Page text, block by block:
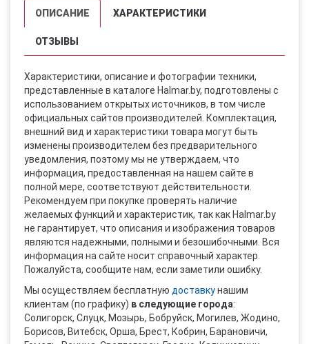
ОПИСАНИЕ ХАРАКТЕРИСТИКИ
ОТЗЫВЫ
Характеристики, описание и фотографии техники,
представленные в каталоге Halmar.by, подготовлены с
использованием открытых источников, в том числе
официальных сайтов производителей. Комплектация,
внешний вид и характеристики товара могут быть
изменены производителем без предварительного
уведомления, поэтому мы не утверждаем, что
информация, предоставленная на нашем сайте в
полной мере, соответствуют действительности.
Рекомендуем при покупке проверять наличие
желаемых функций и характеристик, так как Halmar.by
не гарантирует, что описания и изображения товаров
являются надежными, полными и безошибочными. Вся
информация на сайте носит справочный характер.
Пожалуйста, сообщите нам, если заметили ошибку.
Мы осуществляем бесплатную доставкунашим
клиентам (по графику) в следующие города:
Солигорск, Слуцк, Мозырь, Бобруйск, Могилев, Жодино,
Борисов, Витебск, Орша, Брест, Кобрин, Барановичи,